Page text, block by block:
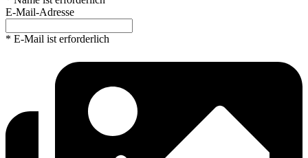
E-Mail-Adresse
* E-Mail ist erforderlich